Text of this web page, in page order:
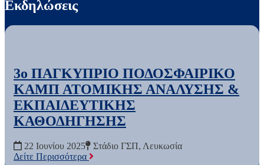
Εκδηλώσεις
3o ΠΑΓΚΥΠΡΙΟ ΠΟΔΟΣΦΑΙΡΙΚΟ
ΚΑΜΠ ΑΤΟΜΙΚΗΣ ΑΝΑΛΥΣΗΣ &
ΕΚΠΑΙΔΕΥΤΙΚΗΣ
ΚΑΘΟΔΗΓΗΣΗΣ
Date:
22 Ιουνίου 2025 Location:
Στάδιο ΓΣΠ, Λευκωσία
Δείτε Περισσότερα